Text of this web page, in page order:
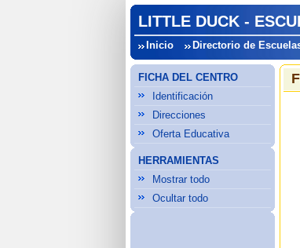
LITTLE DUCK -
Inicio Directorio de
FICHA DEL CENTRO
Identificación
Direcciones
Oferta Educativa
HERRAMIENTAS
Mostrar todo
Ocultar todo